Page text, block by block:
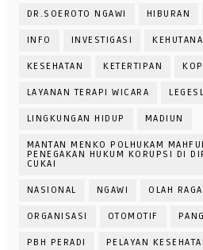
DR.SOEROTO NGAWI HIBURAN
INFO INVESTIGASI
KESEHATAN KETERTIPAN
LAYANAN TERAPI WICARA
LINGKUNGAN HIDUP MADIUN
MANTAN MENKO POLHUKAM
PENEGAKAN HUKUM KORUPSI DI
CUKAI
NASIONAL NGAWI OLAH RAGA
ORGANISASI OTOMOTIF
PBH PERADI PELAYAN